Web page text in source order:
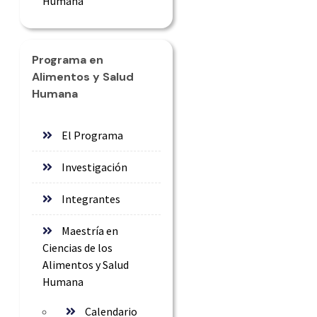
Programa en
Alimentos y Salud
Humana
El Programa
Investigación
Integrantes
Maestría en
Ciencias de los
Alimentos y Salud
Humana
Calendario